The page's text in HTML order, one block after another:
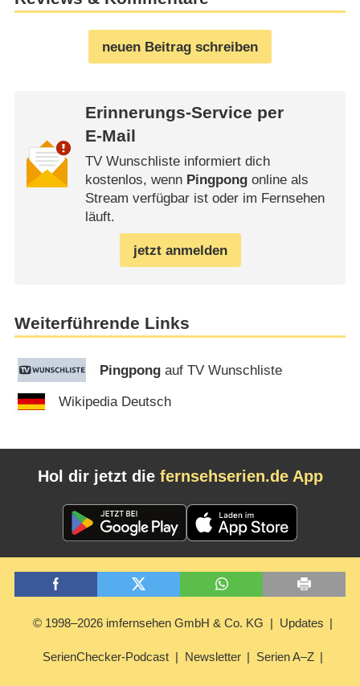
neuen Beitrag schreiben
Erinnerungs-Service per
E-Mail
TV Wunschliste informiert dich
kostenlos, wenn Pingpongonline als
Stream verfügbar ist oder im Fernsehen
läuft.
jetzt anmelden
Weiterführende Links
Pingpong auf TV Wunschliste
Wikipedia Deutsch
Hol dir jetzt die fernsehserien.de App
© 1998–2026 imfernsehen GmbH & Co. KG Updates
SerienChecker-Podcast Newsletter Serien A–Z